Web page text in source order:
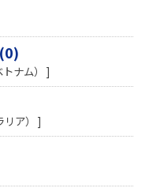
ナム） ]
リア） ]